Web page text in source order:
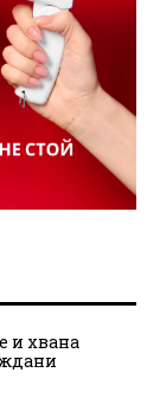
и хвана